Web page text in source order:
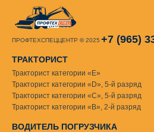
ПРОФТЕХСПЕЦЦЕНТР ©2025
ВОДИТЕЛЬ ПОГРУЗЧИКА
Тракторист категории «Е»
Тракторист категории «D», 5-й разряд
Тракторист категории «С», 5-й разряд
Тракторист категории «В», 2-й разряд
ТРАКТОРИСТ
+7 (965)